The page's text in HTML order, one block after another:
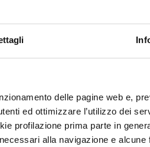
delle pagine web e,
ed ottimizzare l’utilizzo dei
profilazione prima parte in
alla navigazione e alcune